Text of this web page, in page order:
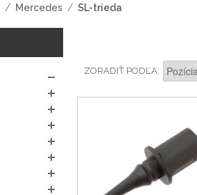
/ Mercedes / SL-trieda
ZORADIŤ PODĽA